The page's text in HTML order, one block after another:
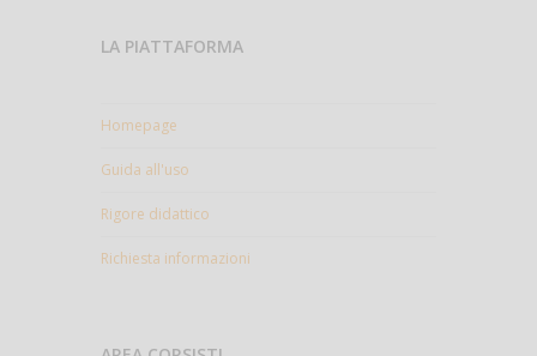
LA PIATTAFORMA
Homepage
Guida all'uso
Rigore didattico
Richiesta informazioni